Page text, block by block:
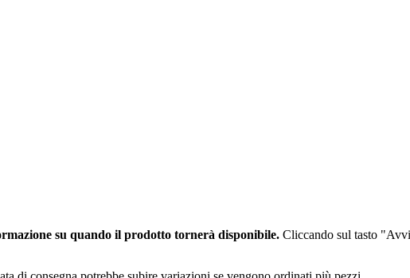
su quando il prodotto tornerà disponibile. Cliccando sul tasto